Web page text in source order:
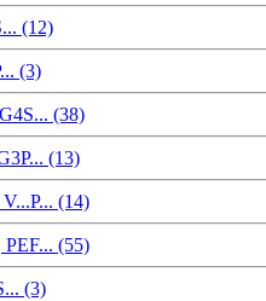
(12)
(3)
(38)
(13)
(14)
PEF... (55)
(3)